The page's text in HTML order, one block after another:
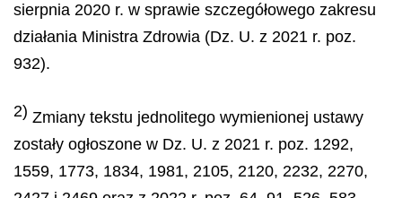
sierpnia 2020 r. w sprawie szczegółowego zakresu
działania Ministra Zdrowia (Dz. U. z 2021 r. poz.
932).
2) Zmiany tekstu jednolitego wymienionej ustawy
zostały ogłoszone w Dz. U. z 2021 r. poz. 1292,
1559, 1773, 1834, 1981, 2105, 2120, 2232, 2270,